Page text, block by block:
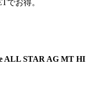
でお得。
ALL STAR AG MT HI